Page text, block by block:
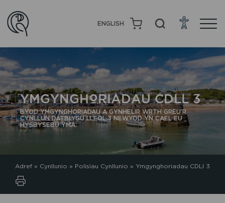
ENGLISH
YMGYNGHORIADAU CDLL 3
BYDD YMGYNGHORIADAU A GYNHELIR WRTH GREU’R
CYNLLUN DATBLYGU LLEOL 3 NEWYDD YN CAEL EU
HYSBYSEBU YMA.
Adref » Cynllunio » Polisïau Cynllunio » Ymgynghoriadau CDLl 3